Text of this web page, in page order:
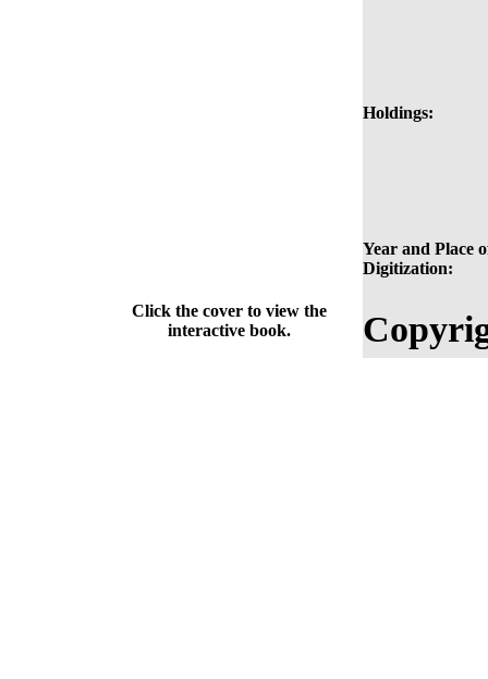
Holdings:
Year and Place
Digitization:
Click the cover to view the
interactive book.